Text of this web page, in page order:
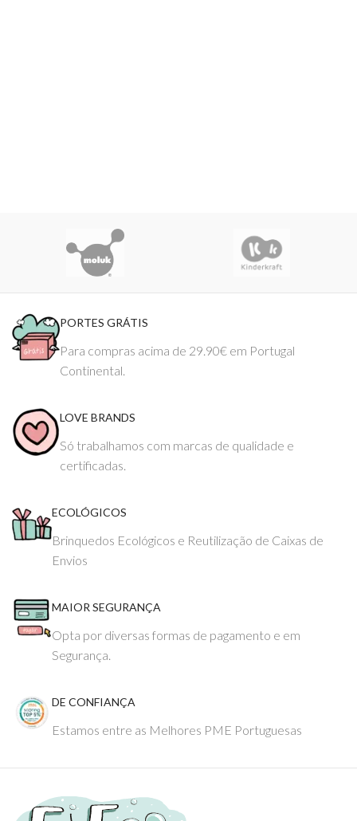
PORTES GRÁTIS
Para compras acima de 29.90€ em Portugal
Continental.
LOVE BRANDS
Só trabalhamos com marcas de qualidade e
certificadas.
ECOLÓGICOS
Brinquedos Ecológicos e Reutilização de Caixas de
Envios
MAIOR SEGURANÇA
Opta por diversas formas de pagamento e em
Segurança.
DE CONFIANÇA
Estamos entre as Melhores PME Portuguesas